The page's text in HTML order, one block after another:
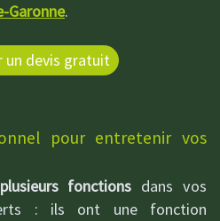
Garonne.
un devis gratuit
pour entretenir vos
plusieurs fonctions dans vos
: ils ont une fonction